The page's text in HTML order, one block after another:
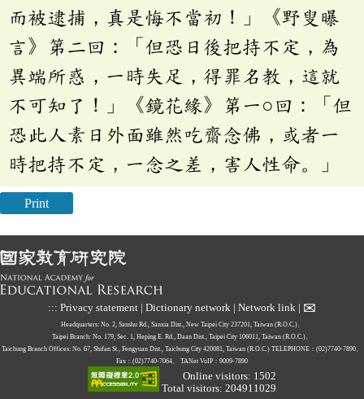
而被逮捕，真是悔不當初！」《野叟曝
言》第二回：「但恐日後把持不定，為
異端所惑，一時失足，得罪名教，這就
不可知了！」《鏡花緣》第一○回：「但
恐此人素日外面雖然吃齋念佛，或者一
時把持不定，一念之差，害人性命。」
Print
::: Privacy statement | Dictionary network | Network link | ✉
Headquarters: No. 2, Sanshu Rd., Sanxia Dist., New Taipei City 237201, Taiwan (R.O.C.)、
Taipei Branch: No. 179, Sec. 1, Heping E. Rd., Daan Dist., Taipei City 106011, Taiwan (R.O.C.)、
Taichung Branch Offices: No. 67, Shifan St., Fengyuan Dist., Taichung City 420081, Taiwan (R.O.C.) TELEPHONE：(02)7740-7890、
Fax：(02)7740-7064、
TANet VoIP：9009-7890
Online visitors: 1502
Total visitors: 204911029